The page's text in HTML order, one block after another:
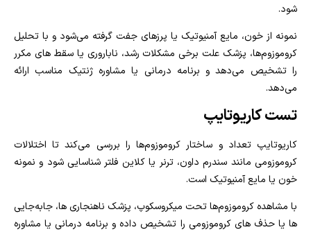
شود.
نمونه از خون، مایع آمنیوتیک یا پرزهای جفت گرفته می‌شود و با تحلیل
کروموزوم‌ها، پزشک علت برخی مشکلات رشد، ناباروری یا سقط‌ های مکرر
را تشخیص می‌دهد و برنامه درمانی یا مشاوره ژنتیک مناسب ارائه
می‌دهد.
تست کاریوتایپ
کاریوتایپ تعداد و ساختار کروموزوم‌ها را بررسی می‌کند تا اختلالات
کروموزومی مانند سندرم داون، ترنر یا کلاین‌ فلتر شناسایی شود و نمونه
خون یا مایع آمنیوتیک است.
با مشاهده کروموزوم‌ها تحت میکروسکوپ، پزشک ناهنجاری‌ ها، جابه‌جایی‌
ها یا حذف‌ های کروموزومی را تشخیص داده و برنامه درمانی یا مشاوره